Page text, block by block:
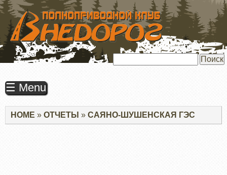
ПЕРЕЙТИ
ОСНОВНОМУ
СОДЕРЖАНИЮ
☰ Menu
Строка
навигации
HOME ОТЧЕТЫ САЯНО-ШУШЕНСКАЯ ГЭС